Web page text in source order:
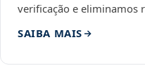
verificação e eliminamos
SAIBA MAIS